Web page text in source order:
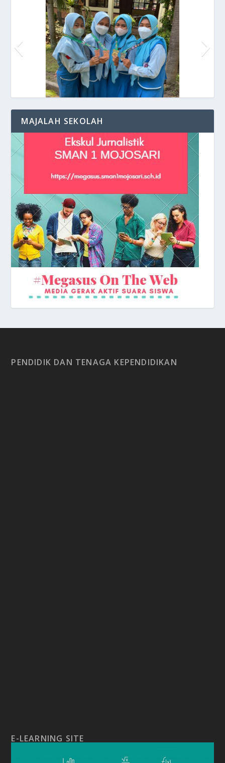
Praktikum di Lab. Kimia
Kehangatan suasana di Halaman Gedung
Depan Sekolah
Keceriaan Siswa di depan Kelas
MAJALAH SEKOLAH
PENDIDIK DAN TENAGA KEPENDIDIKAN
E-LEARNING SITE